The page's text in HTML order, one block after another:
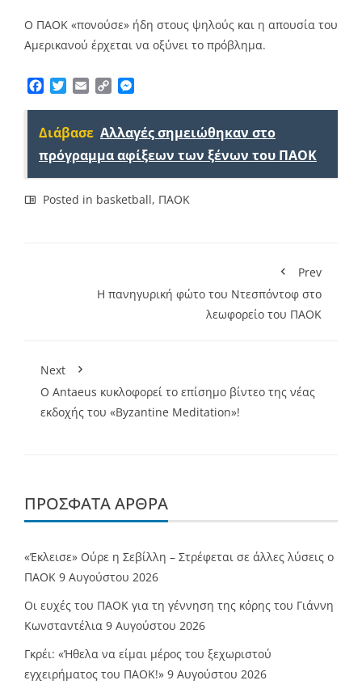
Ο ΠΑΟΚ «πονούσε» ήδη στους ψηλούς και η απουσία του
Αμερικανού έρχεται να οξύνει το πρόβλημα.
Facebook
TwitterEmailCopy
Διάβασε Αλλαγές σημειώθηκαν στο
πρόγραμμα αφίξεων των ξένων του ΠΑΟΚ
Posted in basketball, ΠΑΟΚ
Prev
Η πανηγυρική φώτο του Ντεσπόντοφ στο
λεωφορείο του ΠΑΟΚ
Next
Ο Antaeus κυκλοφορεί το επίσημο βίντεο της νέας
εκδοχής του «Byzantine Meditation»!
ΠΡΌΣΦΑΤΑ ΆΡΘΡΑ
«Έκλεισε» Ούρε η Σεβίλλη – Στρέφεται σε άλλες λύσεις ο
ΠΑΟΚ 9 Αυγούστου 2026
Οι ευχές του ΠΑΟΚ για τη γέννηση της κόρης του Γιάννη
Κωνσταντέλια 9 Αυγούστου 2026
Γκρέι: «Ήθελα να είμαι μέρος του ξεχωριστού
εγχειρήματος του ΠΑΟΚ!» 9 Αυγούστου 2026